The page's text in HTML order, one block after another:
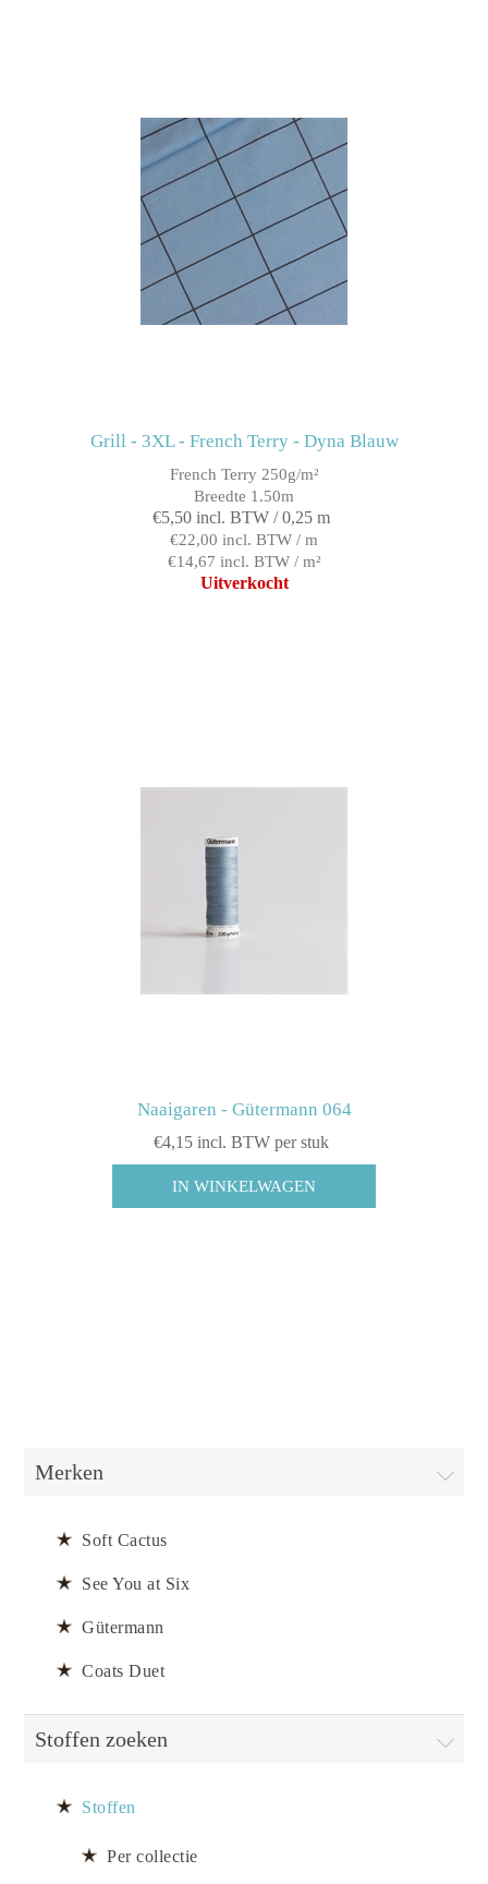
Grill - 3XL - French Terry - Dyna Blauw
French Terry 250g/m²
Breedte 1.50m
€5,50 incl. BTW / 0,25 m
€22,00 incl. BTW / m
€14,67 incl. BTW / m²
Uitverkocht
Naaigaren - Gütermann 064
€4,15 incl. BTW per stuk
Merken
Soft Cactus
See You at Six
Gütermann
Coats Duet
Stoffen zoeken
Stoffen
Per collectie